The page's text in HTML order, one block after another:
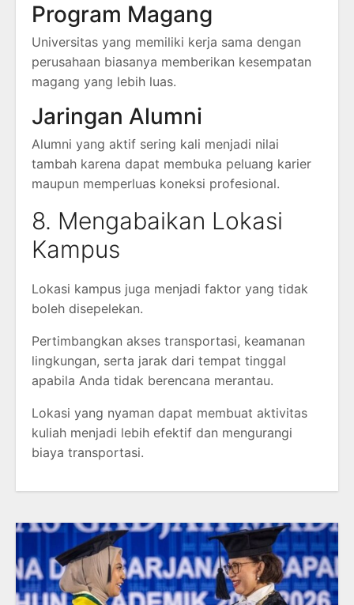
Program Magang
Universitas yang memiliki kerja sama dengan
perusahaan biasanya memberikan kesempatan
magang yang lebih luas.
Jaringan Alumni
Alumni yang aktif sering kali menjadi nilai
tambah karena dapat membuka peluang karier
maupun memperluas koneksi profesional.
8. Mengabaikan Lokasi
Kampus
Lokasi kampus juga menjadi faktor yang tidak
boleh disepelekan.
Pertimbangkan akses transportasi, keamanan
lingkungan, serta jarak dari tempat tinggal
apabila Anda tidak berencana merantau.
Lokasi yang nyaman dapat membuat aktivitas
kuliah menjadi lebih efektif dan mengurangi
biaya transportasi.